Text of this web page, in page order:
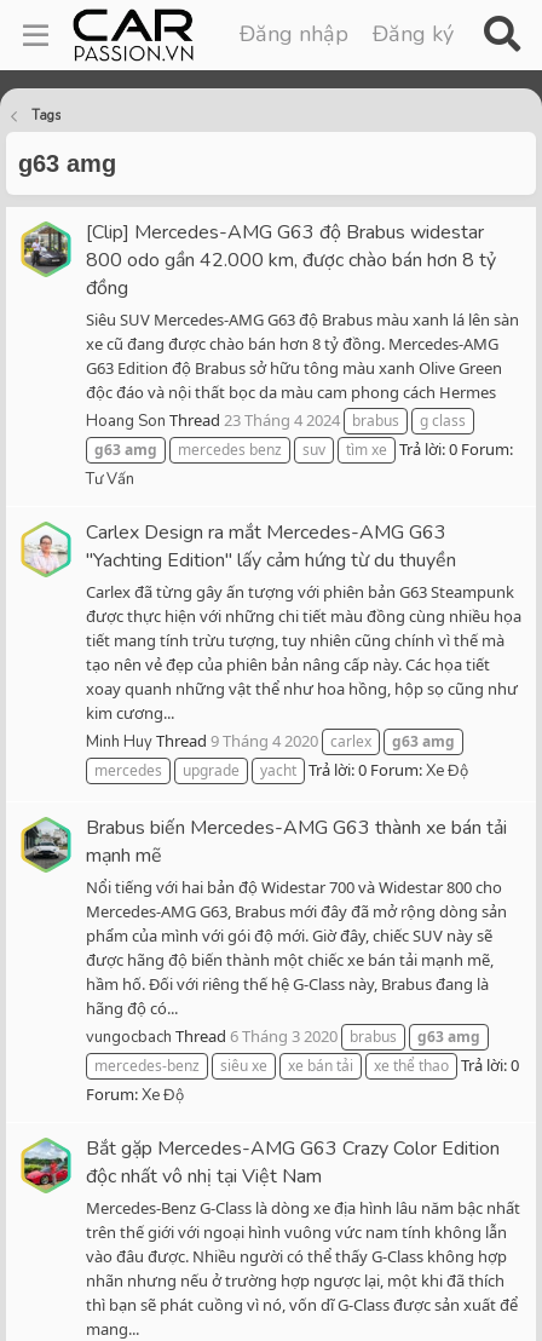
Đăng nhập Đăng ký
Tags
g63 amg
[Clip] Mercedes-AMG G63 độ Brabus widestar
800 odo gần 42.000 km, được chào bán hơn 8 tỷ
đồng
Siêu SUV Mercedes-AMG G63 độ Brabus màu xanh lá lên sàn
xe cũ đang được chào bán hơn 8 tỷ đồng. Mercedes-AMG
G63 Edition độ Brabus sở hữu tông màu xanh Olive Green
độc đáo và nội thất bọc da màu cam phong cách Hermes
Hoang Son Thread 23 Tháng 4 2024 brabus
g class
g63amg mercedes benz suv tìm xe Trả lời: 0 Forum:
Tư Vấn
Carlex Design ra mắt Mercedes-AMG G63
"Yachting Edition" lấy cảm hứng từ du thuyền
Carlex đã từng gây ấn tượng với phiên bản G63 Steampunk
được thực hiện với những chi tiết màu đồng cùng nhiều họa
tiết mang tính trừu tượng, tuy nhiên cũng chính vì thế mà
tạo nên vẻ đẹp của phiên bản nâng cấp này. Các họa tiết
xoay quanh những vật thể như hoa hồng, hộp sọ cũng như
kim cương...
Minh HuyThread 9 Tháng 4 2020 carlex g63amg
mercedes
upgrade yacht Trả lời: 0 Forum:Xe Độ
Brabus biến Mercedes-AMG G63 thành xe bán tải
mạnh mẽ
Nổi tiếng với hai bản độ Widestar 700 và Widestar 800 cho
Mercedes-AMG G63, Brabus mới đây đã mở rộng dòng sản
phẩm của mình với gói độ mới. Giờ đây, chiếc SUV này sẽ
được hãng độ biến thành một chiếc xe bán tải mạnh mẽ,
hầm hố. Đối với riêng thế hệ G-Class này, Brabus đang là
hãng độ có...
vungocbach Thread 6 Tháng 3 2020 brabus g63amg
mercedes-benz
siêu xe xe bán tải xe thể thao Trả lời: 0
Forum:Xe Độ
Bắt gặp Mercedes-AMG G63 Crazy Color Edition
độc nhất vô nhị tại Việt Nam
Mercedes-Benz G-Class là dòng xe địa hình lâu năm bậc nhất
trên thế giới với ngoại hình vuông vức nam tính không lẫn
vào đâu được. Nhiều người có thể thấy G-Class không hợp
nhãn nhưng nếu ở trường hợp ngược lại, một khi đã thích
thì bạn sẽ phát cuồng vì nó, vốn dĩ G-Class được sản xuất để
mang...